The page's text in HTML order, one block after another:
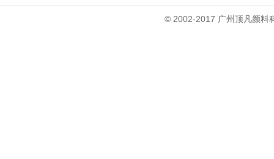
© 2002-2017 广州顶凡颜料